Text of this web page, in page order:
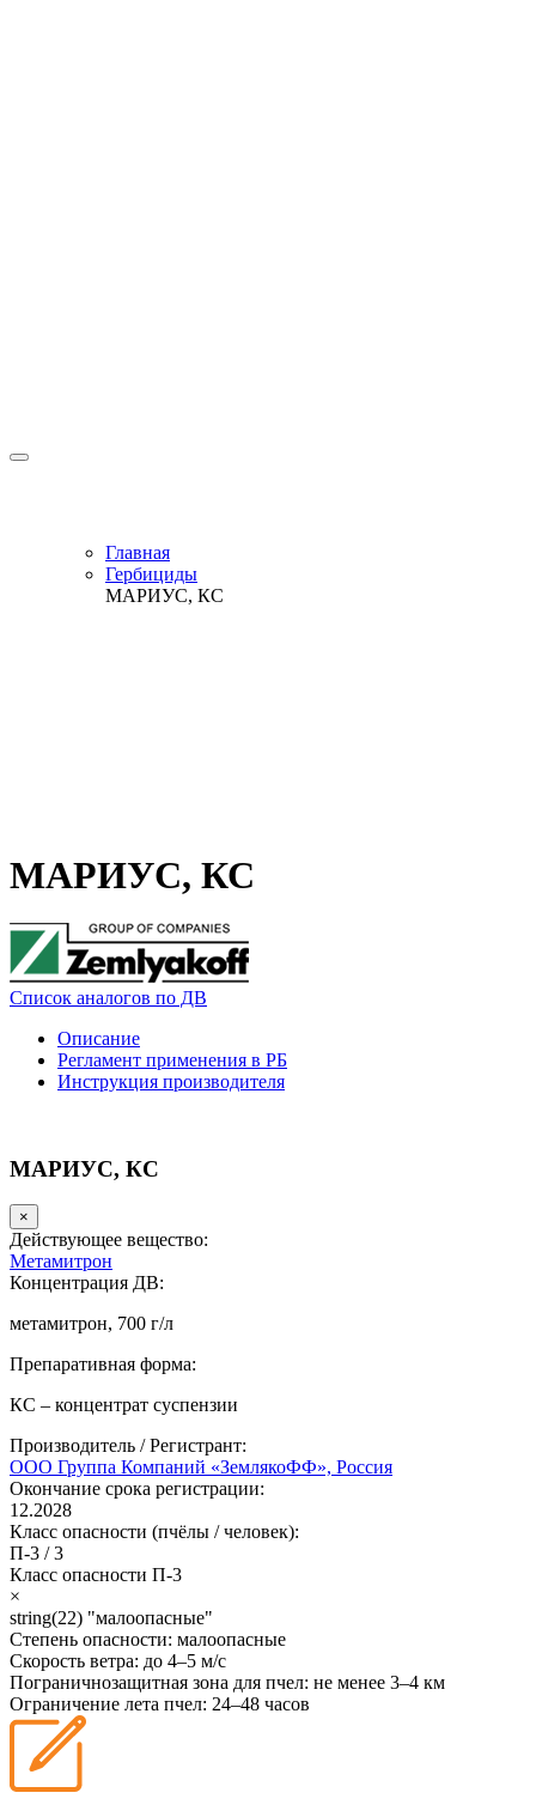
Главная
Гербициды
МАРИУС, КС
МАРИУС, КС
Список аналогов по ДВ
Описание
Регламент применения в РБ
Инструкция производителя
МАРИУС, КС
×
Действующее вещество:
Метамитрон
Концентрация ДВ:
метамитрон, 700 г/л
Препаративная форма:
КС – концентрат суспензии
Производитель / Регистрант:
ООО Группа Компаний «ЗемлякоФФ», Россия
Окончание срока регистрации:
12.2028
Класс опасности (пчёлы / человек):
П-3 /3
Класс опасности П-3
×
string(22) "малоопасные"
Степень опасности: малоопасные
Скорость ветра: до 4–5 м/с
Пограничнозащитная зона для пчел: не менее 3–4 км
Ограничение лета пчел: 24–48 часов